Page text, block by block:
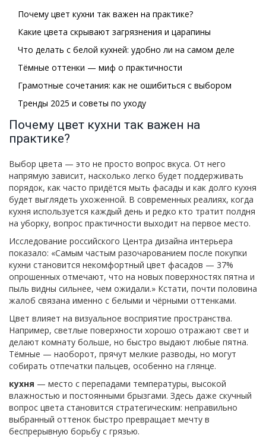
Почему цвет кухни так важен на практике?
Какие цвета скрывают загрязнения и царапины
Что делать с белой кухней: удобно ли на самом деле
Тёмные оттенки — миф о практичности
Грамотные сочетания: как не ошибиться с выбором
Тренды 2025 и советы по уходу
Почему цвет кухни так важен на
практике?
Выбор цвета — это не просто вопрос вкуса. От него
напрямую зависит, насколько легко будет поддерживать
порядок, как часто придётся мыть фасады и как долго кухня
будет выглядеть ухоженной. В современных реалиях, когда
кухня используется каждый день и редко кто тратит полдня
на уборку, вопрос практичности выходит на первое место.
Исследование российского Центра дизайна интерьера
показало: «Самым частым разочарованием после покупки
кухни становится некомфортный цвет фасадов — 37%
опрошенных отмечают, что на новых поверхностях пятна и
пыль видны сильнее, чем ожидали.» Кстати, почти половина
жалоб связана именно с белыми и чёрными оттенками.
Цвет влияет на визуальное восприятие пространства.
Например, светлые поверхности хорошо отражают свет и
делают комнату больше, но быстро выдают любые пятна.
Тёмные — наоборот, прячут мелкие разводы, но могут
собирать отпечатки пальцев, особенно на глянце.
кухня — место с перепадами температуры, высокой
влажностью и постоянными брызгами. Здесь даже скучный
вопрос цвета становится стратегическим: неправильно
выбранный оттенок быстро превращает мечту в
беспрерывную борьбу с грязью.